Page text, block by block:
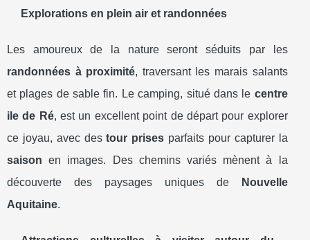
Explorations en plein air et randonnées
Les amoureux de la nature seront séduits par les
randonnées à proximité, traversant les marais salants
et plages de sable fin. Le camping, situé dans le centre
ile de Ré, est un excellent point de départ pour explorer
ce joyau, avec destour prises parfaits pour capturer la
saison en images. Des chemins variés mènent à la
découverte des paysages uniques de
Nouvelle
Aquitaine.